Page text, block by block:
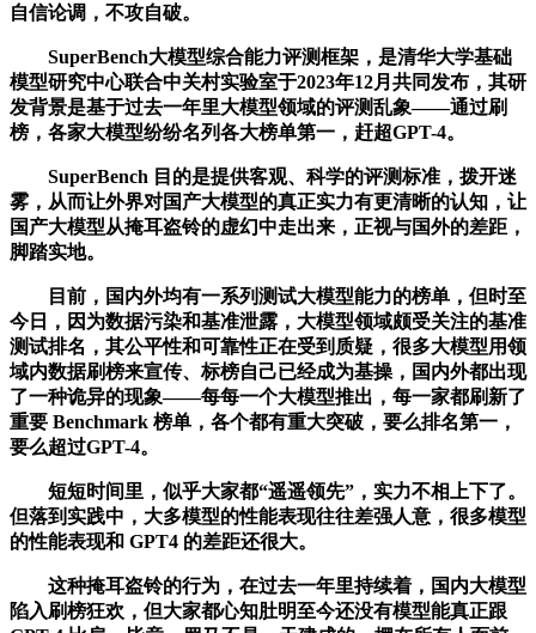
自信论调，不攻自破。
SuperBench大模型综合能力评测框架，是清华大学基础
模型研究中心联合中关村实验室于2023年12月共同发布，其研
发背景是基于过去一年里大模型领域的评测乱象——通过刷
榜，各家大模型纷纷名列各大榜单第一，赶超GPT-4。
SuperBench 目的是提供客观、科学的评测标准，拨开迷
雾，从而让外界对国产大模型的真正实力有更清晰的认知，让
国产大模型从掩耳盗铃的虚幻中走出来，正视与国外的差距，
脚踏实地。
目前，国内外均有一系列测试大模型能力的榜单，但时至
今日，因为数据污染和基准泄露，大模型领域颇受关注的基准
测试排名，其公平性和可靠性正在受到质疑，很多大模型用领
域内数据刷榜来宣传、标榜自己已经成为基操，国内外都出现
了一种诡异的现象——每每一个大模型推出，每一家都刷新了
重要 Benchmark 榜单，各个都有重大突破，要么排名第一，
要么超过GPT-4。
短短时间里，似乎大家都“遥遥领先”，实力不相上下了。
但落到实践中，大多模型的性能表现往往差强人意，很多模型
的性能表现和 GPT4 的差距还很大。
这种掩耳盗铃的行为，在过去一年里持续着，国内大模型
陷入刷榜狂欢，但大家都心知肚明至今还没有模型能真正跟